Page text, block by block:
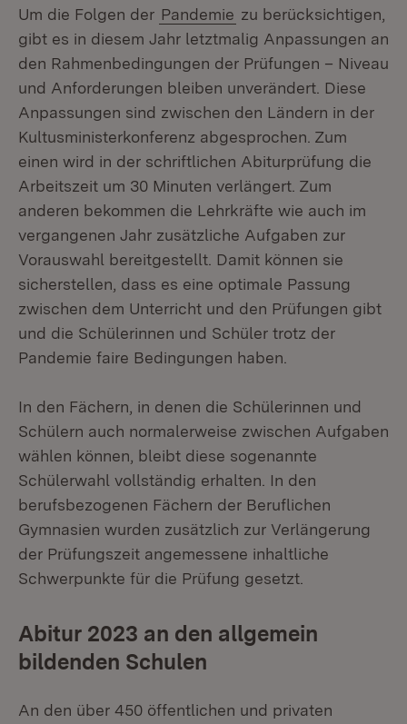
Um die Folgen der Pandemie zu berücksichtigen,
gibt es in diesem Jahr letztmalig Anpassungen an
den Rahmenbedingungen der Prüfungen – Niveau
und Anforderungen bleiben unverändert. Diese
Anpassungen sind zwischen den Ländern in der
Kultusministerkonferenz abgesprochen. Zum
einen wird in der schriftlichen Abiturprüfung die
Arbeitszeit um 30 Minuten verlängert. Zum
anderen bekommen die Lehrkräfte wie auch im
vergangenen Jahr zusätzliche Aufgaben zur
Vorauswahl bereitgestellt. Damit können sie
sicherstellen, dass es eine optimale Passung
zwischen dem Unterricht und den Prüfungen gibt
und die Schülerinnen und Schüler trotz der
Pandemie faire Bedingungen haben.
In den Fächern, in denen die Schülerinnen und
Schülern auch normalerweise zwischen Aufgaben
wählen können, bleibt diese sogenannte
Schülerwahl vollständig erhalten. In den
berufsbezogenen Fächern der Beruflichen
Gymnasien wurden zusätzlich zur Verlängerung
der Prüfungszeit angemessene inhaltliche
Schwerpunkte für die Prüfung gesetzt.
Abitur 2023 an den allgemein
bildenden Schulen
An den über 450 öffentlichen und privaten